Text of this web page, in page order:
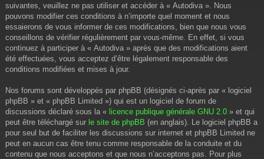
suivantes, veuillez ne pas utiliser et accéder à « Autodiva ». Nous
pouvons modifier ces conditions à n’importe quel moment et nous
essaierons de vous informer de ces modifications, bien que nous vous
conseillons de vérifier régulièrement par vous-même. En effet, si vous
continuez à participer à « Autodiva » après que des modifications aient
été effectuées, vous acceptez d’être légalement responsable des
conditions modifiées et mises à jour.
Nos forums sont développés par phpBB (désignés ci-après par « logiciel
phpBB » et « phpBB Limited ») qui est un logiciel de forum de
discussions déclaré sous la « licence publique générale GNU 2.0 » et qui
peut être téléchargé sur le site de phpBB (en anglais). Le logiciel phpBB a
pour seul but de faciliter les discussions sur internet et phpBB Limited ne
peut en aucun cas être tenu comme responsable de la conduite et du
contenu que nous acceptons et que nous n’acceptons pas. Pour plus